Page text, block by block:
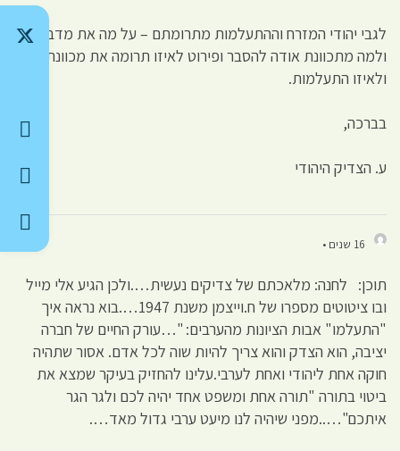
לגבי יהודי המזרח וההתעלמות מתרומתם – על מה את מדברת
ולמה מתכוונת אודה להסבר ופירוט לאיזו תרומה את מכוונת
ולאיזו התעלמות.
בברכה,
ע. הצדיק היהודי
16 שנים •
תוכן: לחנה: מלאכתם של צדיקים נעשית….ולכן הגיע אלי מייל
ובו ציטוטים מספרו של ח.וייצמן משנת 1947….בוא נראה איך
"התעלמו" אבות הציונות מהערבים: "…עורק החיים של חברה
יציבה, הוא הצדק והוא צריך להיות שוה לכל אדם. אסור שתהיה
חוקה אחת ליהודי ואחת לערבי.עלינו להחזיק בעיקר שמצא את
ביטוי בתורה "תורה אחת ומשפט אחד יהיה לכם ולגר הגר
איתכם"…..מפני שיהיה לנו מיעט ערבי גדול מאד….